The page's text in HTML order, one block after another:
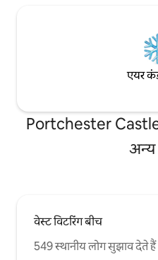
एयर
Portchester
वेस्ट विटरिंग बीच
549 स्थानीय लोग सुझाव देते हैं